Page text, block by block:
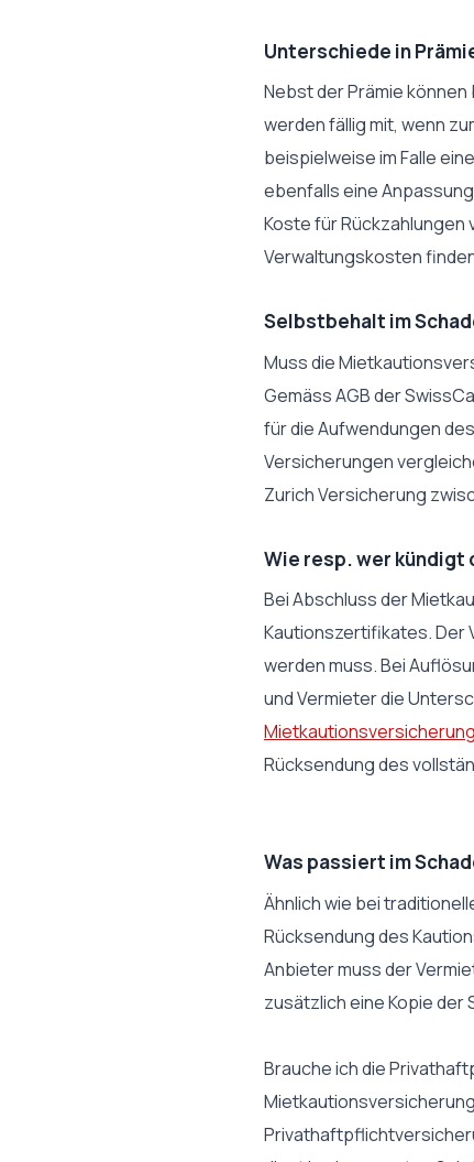
Unterschiede in
Nebst der Prämie
werden fällig mit, wenn
beispielweise im Falle
ebenfalls eine
Koste für Rückzahlungen
Verwaltungskosten
Selbstbehalt im
Muss die
Gemäss AGB der
für die Aufwendungen
Versicherungen
Zurich Versicherung
Wie resp. wer kündigt
Bei Abschluss der
Kautionszertifikates. Der
werden muss. Bei
und Vermieter die
Rücksendung des
Was passiert im
Ähnlich wie bei
Rücksendung des
Anbieter muss der
zusätzlich eine Kopie der
Brauche ich die